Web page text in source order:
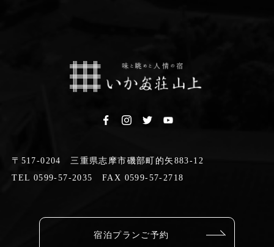
〒517-0204 三重県志摩市磯部町的矢883-12
TEL 0599-57-2035 FAX 0599-57-2718
宿泊プランご予約